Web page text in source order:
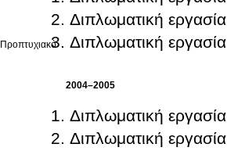
Προπτυχιακό
Διπλωματική εργασία
Διπλωματική εργασία
2004–2005
Διπλωματική εργασία
Διπλωματική εργασία